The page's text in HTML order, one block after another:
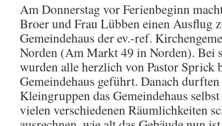
Am Donnerstag vor Ferienbeginn
Broer und Frau Lübben einen Ausflug
Gemeindehaus der ev.-ref.
Norden (Am Markt 49 in Norden). Bei
wurden alle herzlich von Pastor Sprick
Gemeindehaus geführt. Danach
Kleingruppen das Gemeindehaus
vielen verschiedenen Räumlichkeiten